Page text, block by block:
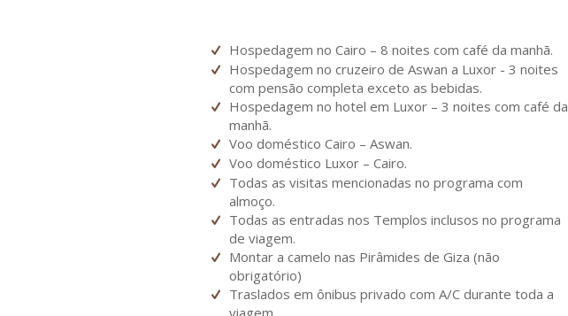
Hospedagem no Cairo – 8 noites com café da manhã.
Hospedagem no cruzeiro de Aswan a Luxor - 3 noites
com pensão completa exceto as bebidas.
Hospedagem no hotel em Luxor – 3 noites com café da
manhã.
Voo doméstico Cairo – Aswan.
Voo doméstico Luxor – Cairo.
Todas as visitas mencionadas no programa com
almoço.
Todas as entradas nos Templos inclusos no programa
de viagem.
Montar a camelo nas Pirâmides de Giza (não
obrigatório)
Traslados em ônibus privado com A/C durante toda a
viagem.